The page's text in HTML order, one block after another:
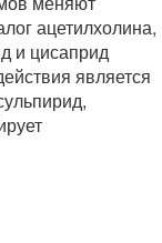
ацетилхолина,
и цисаприд
является